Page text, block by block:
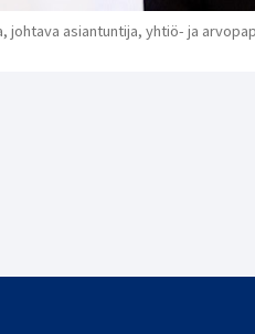
johtava asiantuntija, yhtiö- ja